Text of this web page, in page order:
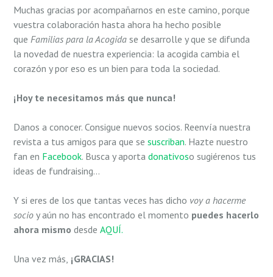
Muchas gracias por acompañarnos en este camino, porque
vuestra colaboración hasta ahora ha hecho posible
queFamilias para la Acogidase desarrolle y que se difunda
la novedad de nuestra experiencia: la acogida cambia el
corazón y por eso es un bien para toda la sociedad.
¡Hoy te necesitamos más que nunca!
Danos a conocer. Consigue nuevos socios. Reenvía nuestra
revista a tus amigos para que sesuscriban. Hazte nuestro
fan en Facebook. Busca y aportadonativoso sugiérenos tus
ideas de fundraising…
Y si eres de los que tantas veces has dicho voy a hacerme
socio y aún no has encontrado el momento puedes hacerlo
ahora mismo desde AQUÍ.
Una vez más, ¡GRACIAS!